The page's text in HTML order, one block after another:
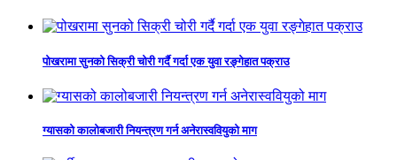
पोखरामा सुनको सिक्री चोरी गर्दै गर्दा एक युवा रङ्गेहात पक्राउ
ग्यासको कालोबजारी नियन्त्रण गर्न अनेरास्ववियुको माग